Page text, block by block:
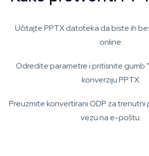
Učitajte PPTX datoteka da biste ih
online.
Odredite parametre i pritisnite gumb
konverziju PPTX.
Preuzmite konvertirani ODP za trenutni
vezu na e-poštu.